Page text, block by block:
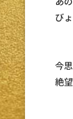
び
今
絶